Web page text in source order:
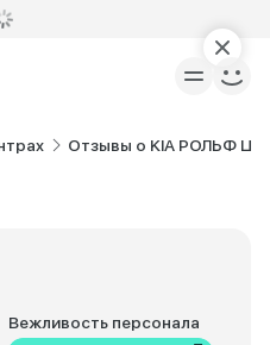
Отзывы о KIA РОЛЬФ
Вежливость персонала